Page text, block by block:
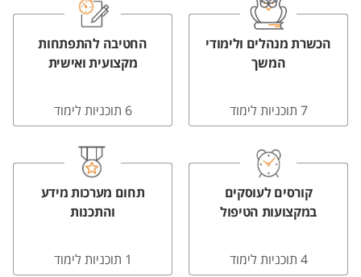
הכשרת מנהלים ולימודי
המשך
7 תוכניות לימוד
החטיבה להתפתחות
מקצועית ואישית
6 תוכניות לימוד
קורסים לעוסקים
במקצועות הטיפול
4 תוכניות לימוד
תחום מערכות מידע
והתכנות
1 תוכניות לימוד